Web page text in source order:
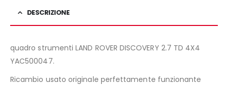
DESCRIZIONE
quadro strumenti LAND ROVER DISCOVERY 2.7 TD 4X4
YAC500047.
Ricambio usato originale perfettamente funzionante